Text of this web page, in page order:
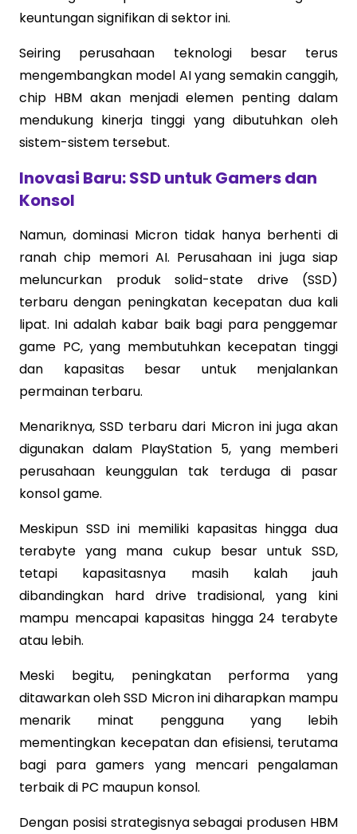
keuntungan signifikan di sektor ini.
Seiring perusahaan teknologi besar terus
mengembangkan model AI yang semakin canggih,
chip HBM akan menjadi elemen penting dalam
mendukung kinerja tinggi yang dibutuhkan oleh
sistem-sistem tersebut.
Inovasi Baru: SSD untuk Gamers dan
Konsol
Namun, dominasi Micron tidak hanya berhenti di
ranah chip memori AI. Perusahaan ini juga siap
meluncurkan produk solid-state drive (SSD)
terbaru dengan peningkatan kecepatan dua kali
lipat. Ini adalah kabar baik bagi para penggemar
game PC, yang membutuhkan kecepatan tinggi
dan kapasitas besar untuk menjalankan
permainan terbaru.
Menariknya, SSD terbaru dari Micron ini juga akan
digunakan dalam PlayStation 5, yang memberi
perusahaan keunggulan tak terduga di pasar
konsol game.
Meskipun SSD ini memiliki kapasitas hingga dua
terabyte yang mana cukup besar untuk SSD,
tetapi kapasitasnya masih kalah jauh
dibandingkan hard drive tradisional, yang kini
mampu mencapai kapasitas hingga 24 terabyte
atau lebih.
Meski begitu, peningkatan performa yang
ditawarkan oleh SSD Micron ini diharapkan mampu
menarik minat pengguna yang lebih
mementingkan kecepatan dan efisiensi, terutama
bagi para gamers yang mencari pengalaman
terbaik di PC maupun konsol.
Dengan posisi strategisnya sebagai produsen HBM